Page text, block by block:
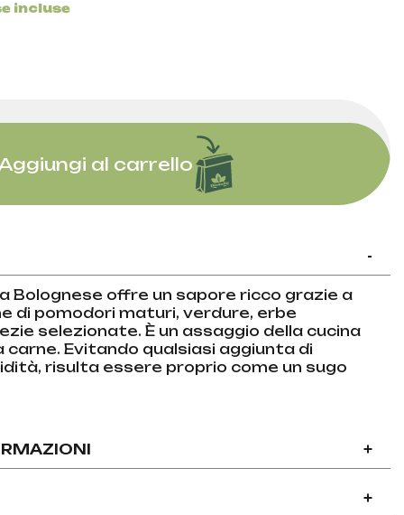
incluse
al carrello
-
Bolognese offre un sapore ricco grazie a
di pomodori maturi, verdure, erbe
selezionate. È un assaggio della cucina
carne. Evitando qualsiasi aggiunta di
risulta essere proprio come un sugo
+
+